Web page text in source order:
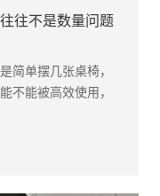
往不是数量问题
简单摆几张桌椅，
不能被高效使用，